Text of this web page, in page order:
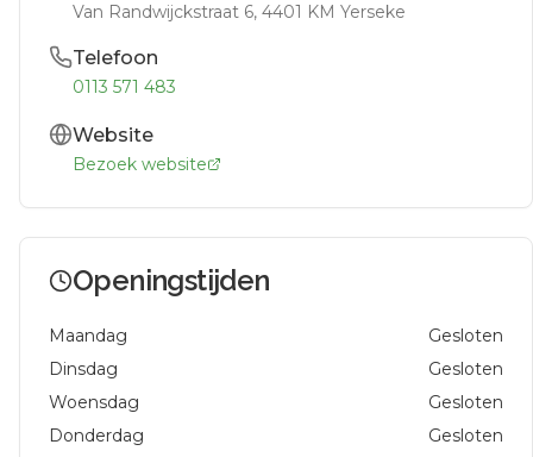
Van Randwijckstraat 6, 4401 KM Yerseke
Telefoon
0113 571 483
Website
Bezoek website
Openingstijden
Maandag
Gesloten
Dinsdag
Gesloten
Woensdag
Gesloten
Donderdag
Gesloten